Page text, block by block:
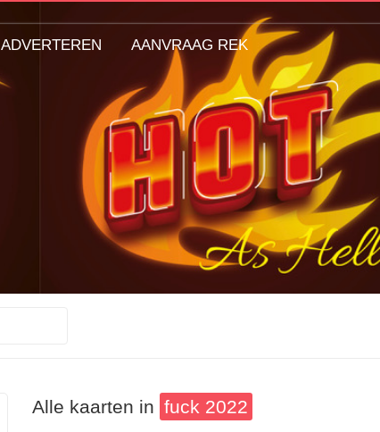
Alle kaarten in fuck 2022
ADVERTEREN AANVRAAG REK